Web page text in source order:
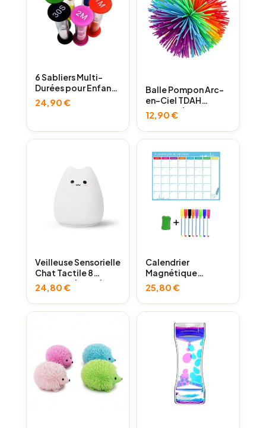
6 Sabliers Multi-
Durées pour Enfants
TDAH
24,90€
Balle Pompon Arc-
en-Ciel TDAH
Autisme | Livraison
Gratuite | LeoBelo
12,90€
Veilleuse Sensorielle
Chat Tactile 8
Couleurs | Lumière
Apaisante
24,80€
Calendrier
Magnétique
Mensuel A3
(Organisation
TDAH/Autisme)
25,80€